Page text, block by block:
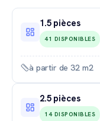
1.5 pièces
41 DISPONIBLES
à partir de 32 m2
2.5 pièces
14 DISPONIBLES